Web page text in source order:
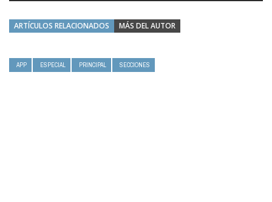
ARTÍCULOS RELACIONADOS MÁS DEL AUTOR
APP ESPECIAL PRINCIPAL SECCIONES